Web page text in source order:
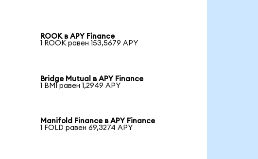
ROOK в APY Finance
1 ROOK равен 153,5679 APY
Bridge Mutual в APY Finance
1 BMI равен 1,2949 APY
Manifold Finance в APY Finance
1 FOLD равен 69,3274 APY